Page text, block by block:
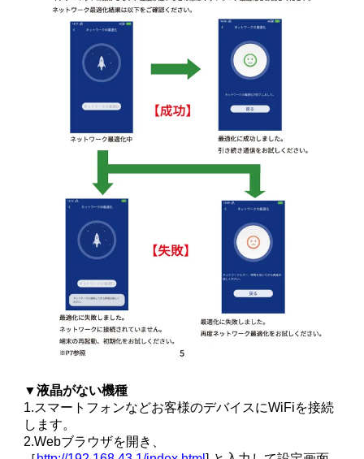
▼液晶がない機種
1.スマートフォンなどお客様のデバイスにWiFiを接続
します。
2.Webブラウザを開き、